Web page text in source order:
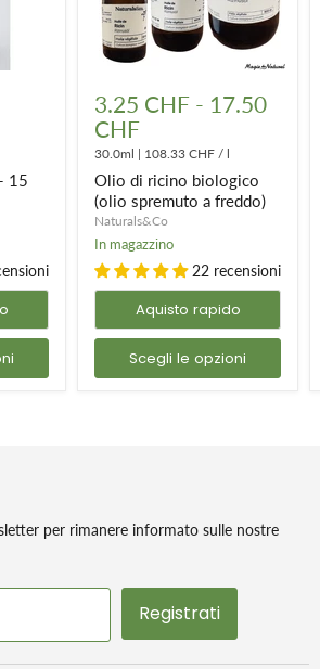
15
di
ricino
biologico
(olio
spremuto
a
freddo)
3.25 CHF - 17.50
CHF
30.0ml | 108.33 CHF / l
Olio di ricino biologico
(olio spremuto a freddo)
Naturals&Co
In magazzino
22 recensioni
Aquisto rapido
Scegli le opzioni
per rimanere informato sulle nostre
Registrati